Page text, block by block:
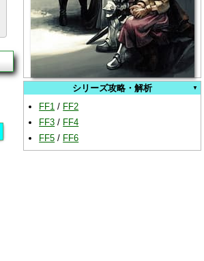
シリーズ攻略・解析
FF1 / FF2
FF3 / FF4
FF5 / FF6